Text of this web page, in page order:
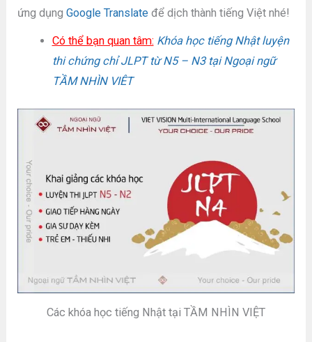
ứng dụngGoogle Translate để dịch thành tiếng Việt nhé!
Có thể bạn quan tâm: Khóa học tiếng Nhật luyện
thi chứng chỉ JLPT từ N5 – N3 tại Ngoại ngữ
TẦM NHÌN VIÊT
Các khóa học tiếng Nhật tại TẦM NHÌN VIỆT